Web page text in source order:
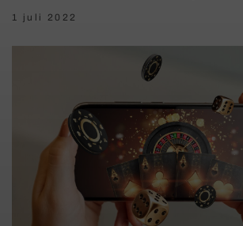
1 juli 2022